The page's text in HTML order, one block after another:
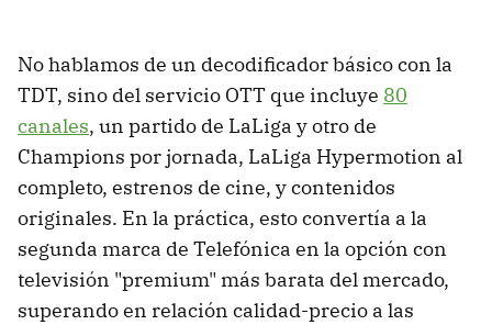
No hablamos de un decodificador básico con la
TDT, sino del servicio OTT que incluye 80
canales, un partido de LaLiga y otro de
Champions por jornada, LaLiga Hypermotion al
completo, estrenos de cine, y contenidos
originales. En la práctica, esto convertía a la
segunda marca de Telefónica en la opción con
televisión "premium" más barata del mercado,
superando en relación calidad-precio a las